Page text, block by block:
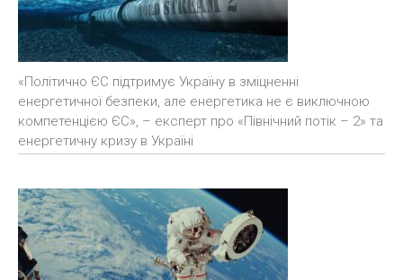
«Політично ЄС підтримує Україну в зміцненні
енергетичної безпеки, але енергетика не є виключною
компетенцією ЄС», – експерт про «Північний потік – 2» та
енергетичну кризу в Україні